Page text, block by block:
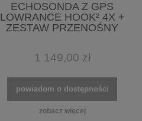
ECHOSONDA Z GPS
LOWRANCE HOOK² 4X +
ZESTAW PRZENOŚNY
1 149,00 zł
powiadom o dostępności
zobacz więcej